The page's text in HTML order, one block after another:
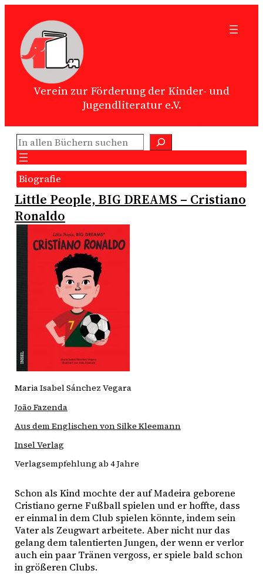
springen
Verein zur Förderung der Kinder- und
Jugendliteratur e.V.
Suchen
Biografie
Little People, BIG DREAMS – Cristiano
Ronaldo
Maria Isabel Sánchez Vegara
João Fazenda
Aus dem Englischen von Silke Kleemann
Insel Verlag
Verlagsempfehlung ab 4 Jahre
Schon als Kind mochte der auf Madeira geborene
Cristiano gerne Fußball spielen und er hoffte, dass
er einmal in dem Club spielen könnte, indem sein
Vater als Zeugwart arbeitete. Aber nicht nur das
gelang dem talentierten Jungen, der wenn er verlor
auch ein paar Tränen vergoss, er spiele bald schon
in größeren Clubs.